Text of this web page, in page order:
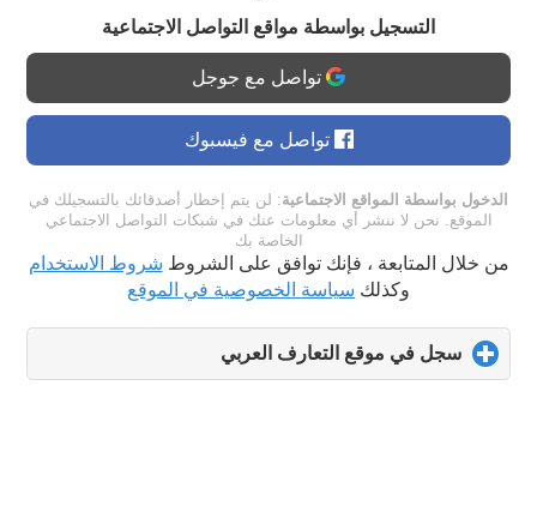
التسجيل بواسطة مواقع التواصل الاجتماعية
تواصل مع جوجل
تواصل مع فيسبوك
الدخول بواسطة المواقع الاجتماعية: لن يتم إخطار أصدقائك بالتسجيلك في
الموقع. نحن لا ننشر أي معلومات عنك في شبكات التواصل الاجتماعي
الخاصة بك
من خلال المتابعة ، فإنك توافق على الشروط شروط الاستخدام
وكذلك سياسة الخصوصية في الموقع
سجل في موقع التعارف العربي
to